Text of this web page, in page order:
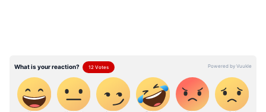
കൊണ്ടുപോകാൻ വാശി പിടിക്കുകയായിരുന്നു.
ജീവിതത്തിന്റെ അവസാന ഘട്ടത്തിലുള്ളവരുടെ
ഇത്തരം ഈഗോ പോരാട്ടങ്ങൾ കാരണം